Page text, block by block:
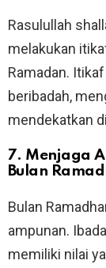
Rasulullah
melakukan
Ramadan.
beribadah,
mendekatkan
7. Menjaga
Bulan
Bulan
ampunan.
memiliki nilai